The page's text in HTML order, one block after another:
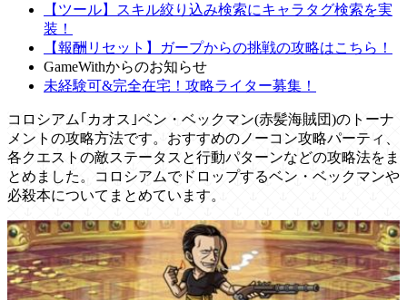
【ツール】スキル絞り込み検索にキャラタグ検索を実
装！
【報酬リセット】ガープからの挑戦の攻略はこちら！
GameWithからのお知らせ
未経験可&完全在宅！攻略ライター募集！
コロシアム｢カオス｣ベン・ベックマン(赤髪海賊団)のトーナ
メントの攻略方法です。おすすめのノーコン攻略パーティ、
各クエストの敵ステータスと行動パターンなどの攻略法をま
とめました。コロシアムでドロップするベン・ベックマンや
必殺本についてまとめています。